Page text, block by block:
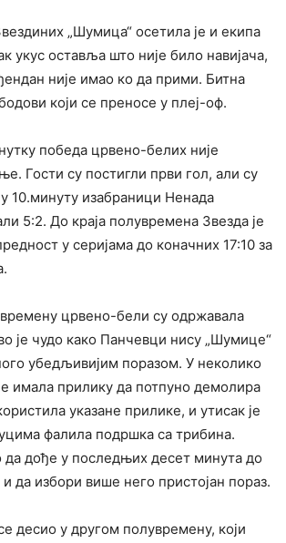
„Шумица“ осетила је и екипа
укус оставља што није било навијача,
није имао ко да прими. Битна
који се преносе у плеј-оф.
победа црвено-белих није
Гости су постигли први гол, али су
10.минуту изабраници Ненада
5:2. До краја полувремена Звезда је
у серијама до коначних 17:10 за
црвено-бели су одржавала
је чудо како Панчевци нису „Шумице“
убедљивијим поразом. У неколико
имала прилику да потпуно демолира
указане прилике, и утисак је
фалила подршка са трибина.
да дође у последњих десет минута до
да избори више него пристојан пораз.
десио у другом полувремену, који